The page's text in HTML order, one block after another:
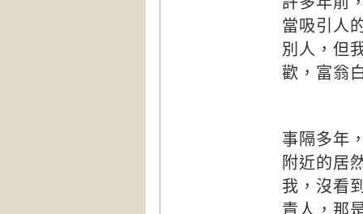
當吸引人
別人，但
歡，富翁
事隔多年
附近的居
我，沒看
責人，那